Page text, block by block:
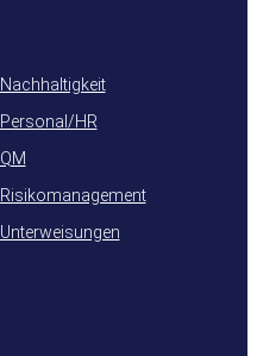
Nachhaltigkeit
Personal/HR
QM
Risikomanagement
Unterweisungen